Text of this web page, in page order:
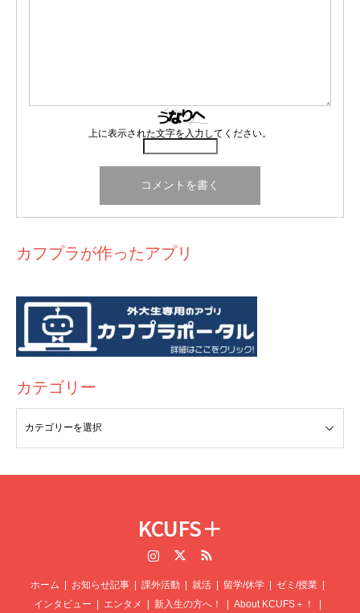
上に表示された文字を入力してください。
カフプラが作ったアプリ
カテゴリー
KCUFS＋
ホーム お知らせ記事 課外活動 就活 留学/休学
ゼミ/授業
インタビュー
エンタメ 新入生の方へ！ About KCUFS＋！